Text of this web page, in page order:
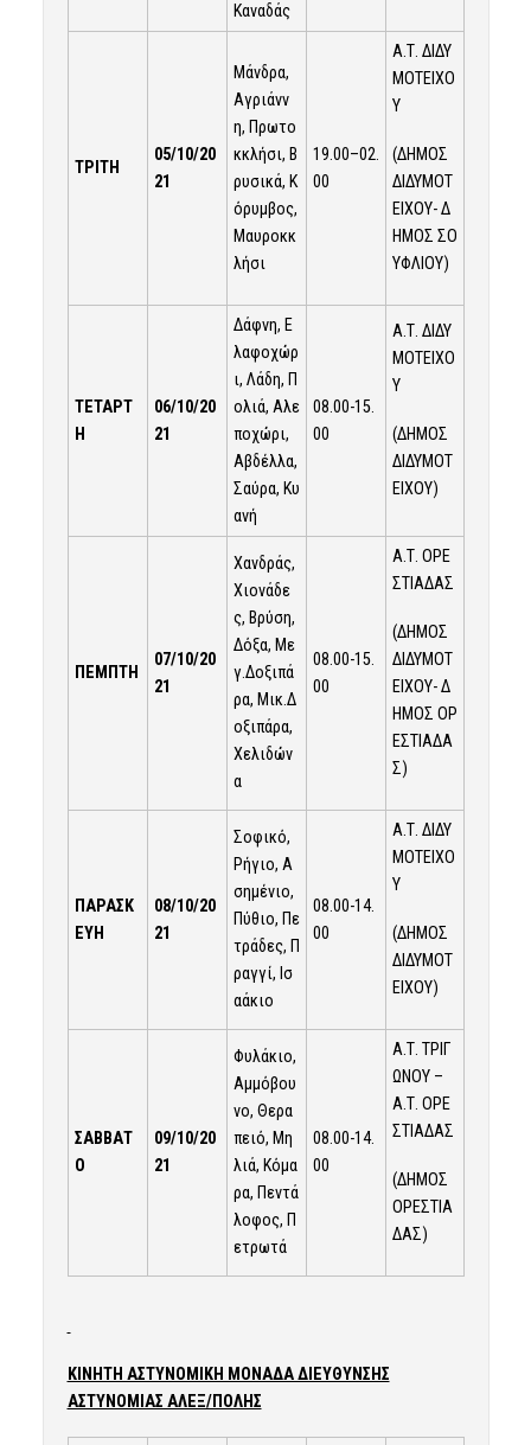
Καναδάς
ΤΡΙΤΗ
05/10/20
21
Μάνδρα,
Αγριάνν
η, Πρωτο
κκλήσι, Β
ρυσικά, Κ
όρυμβος,
Μαυροκκ
λήσι
19.00–02.
00
Α.Τ. ΔΙΔΥ
ΜΟΤΕΙΧΟ
Υ
(ΔΗΜΟΣ
ΔΙΔΥΜΟΤ
ΕΙΧΟΥ- Δ
ΗΜΟΣ ΣΟ
ΥΦΛΙΟΥ)
ΤΕΤΑΡΤ
Η
06/10/20
21
Δάφνη, Ε
λαφοχώρ
ι, Λάδη, Π
ολιά, Αλε
ποχώρι,
Αβδέλλα,
Σαύρα, Κυ
ανή
08.00-15.
00
Α.Τ. ΔΙΔΥ
ΜΟΤΕΙΧΟ
Υ
(ΔΗΜΟΣ
ΔΙΔΥΜΟΤ
ΕΙΧΟΥ)
ΠΕΜΠΤΗ
07/10/20
21
Χανδράς,
Χιονάδε
ς, Βρύση,
Δόξα, Με
γ.Δοξιπά
ρα, Μικ.Δ
οξιπάρα,
Χελιδών
α
08.00-15.
00
Α.Τ. ΟΡΕ
ΣΤΙΑΔΑΣ
(ΔΗΜΟΣ
ΔΙΔΥΜΟΤ
ΕΙΧΟΥ- Δ
ΗΜΟΣ ΟΡ
ΕΣΤΙΑΔΑ
Σ)
ΠΑΡΑΣΚ
ΕΥΗ
08/10/20
21
Σοφικό,
Ρήγιο, Α
σημένιο,
Πύθιο, Πε
τράδες, Π
ραγγί, Ισ
αάκιο
08.00-14.
00
Α.Τ. ΔΙΔΥ
ΜΟΤΕΙΧΟ
Υ
(ΔΗΜΟΣ
ΔΙΔΥΜΟΤ
ΕΙΧΟΥ)
ΣΑΒΒΑΤ
Ο
09/10/20
21
Φυλάκιο,
Αμμόβου
νο, Θερα
πειό, Μη
λιά, Κόμα
ρα, Πεντά
λοφος, Π
ετρωτά
08.00-14.
00
Α.Τ. ΤΡΙΓ
ΩΝΟΥ –
Α.Τ. ΟΡΕ
ΣΤΙΑΔΑΣ
(ΔΗΜΟΣ
ΟΡΕΣΤΙΑ
ΔΑΣ)
ΚΙΝΗΤΗ ΑΣΤΥΝΟΜΙΚΗ ΜΟΝΑΔΑ ΔΙΕΥΘΥΝΣΗΣ
ΑΣΤΥΝΟΜΙΑΣ ΑΛΕΞ/ΠΟΛΗΣ